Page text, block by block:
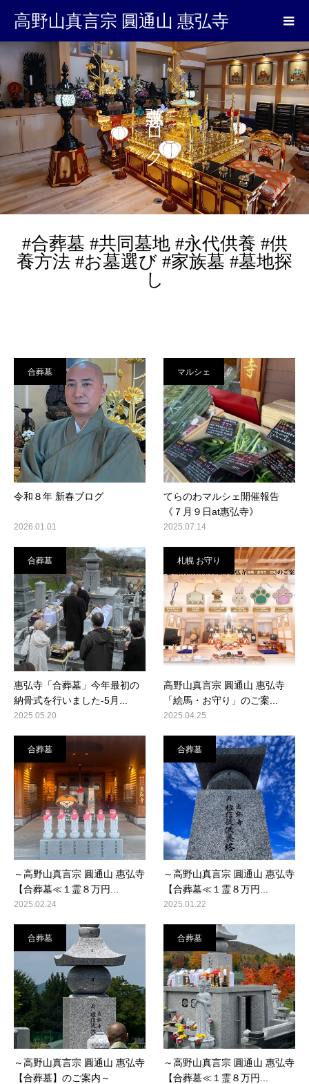
高野山真言宗 圓通山 惠弘寺
惠弘寺ブログ
#合葬墓 #共同墓地 #永代供養 #供
養方法 #お墓選び #家族墓 #墓地探
し
合葬墓
令和８年 新春ブログ
2026.01.01
マルシェ
てらのわマルシェ開催報告
《７月９日at惠弘寺》
2025.07.14
合葬墓
惠弘寺「合葬墓」今年最初の
納骨式を行いました-5月...
2025.05.20
札幌 お守り
高野山真言宗 圓通山 惠弘寺
「絵馬・お守り」のご案...
2025.04.25
合葬墓
～高野山真言宗 圓通山 惠弘寺
【合葬墓≪１霊８万円...
2025.02.24
合葬墓
～高野山真言宗 圓通山 惠弘寺
【合葬墓≪１霊８万円...
2025.01.22
合葬墓
～高野山真言宗 圓通山 惠弘寺
【合葬墓】のご案内～
合葬墓
～高野山真言宗 圓通山 惠弘寺
【合葬墓≪１霊８万円...